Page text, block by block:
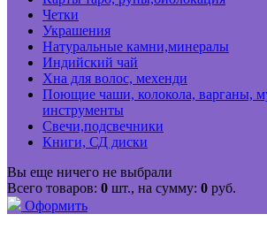
Четки
Украшения
Натуральные камни,минералы
Индийский чай
Хна для волос, мехенди
Поющие чаши, колокола, варганы,
инструменты
Свечи,подсвечники
Книги, СД диски
Вы еще ничего не выбрали
Всего товаров: 0 шт., на сумму: 0 руб.
Оформить